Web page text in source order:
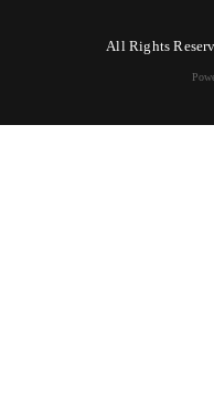
All Rights